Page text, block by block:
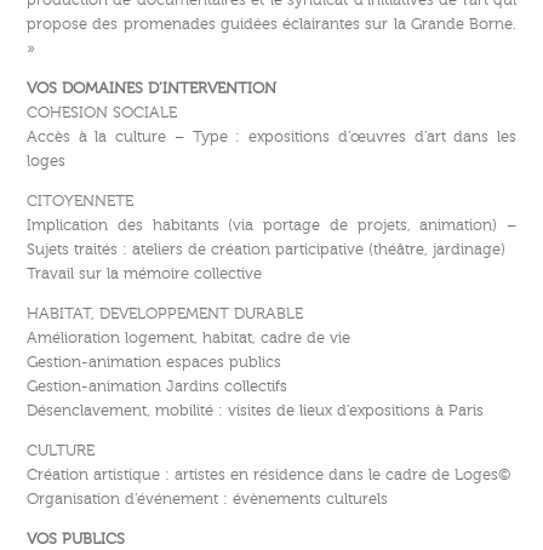
propose des promenades guidées éclairantes sur la Grande Borne.
»
VOS DOMAINES D’INTERVENTION
COHESION SOCIALE
Accès à la culture – Type : expositions d’œuvres d’art dans les
loges
CITOYENNETE
Implication des habitants (via portage de projets, animation) –
Sujets traités : ateliers de création participative (théâtre, jardinage)
Travail sur la mémoire collective
HABITAT, DEVELOPPEMENT DURABLE
Amélioration logement, habitat, cadre de vie
Gestion-animation espaces publics
Gestion-animation Jardins collectifs
Désenclavement, mobilité : visites de lieux d’expositions à Paris
CULTURE
Création artistique : artistes en résidence dans le cadre de Loges©
Organisation d’événement : évènements culturels
VOS PUBLICS